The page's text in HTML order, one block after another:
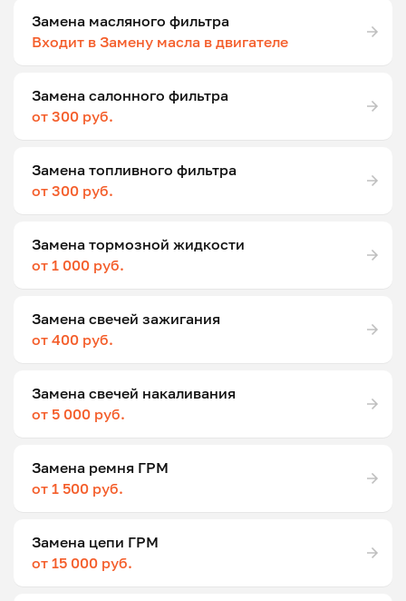
Замена масляного фильтра
Входит в Замену масла в двигателе
Замена салонного фильтра
от 300 руб.
Замена топливного фильтра
от 300 руб.
Замена тормозной жидкости
от 1 000 руб.
Замена свечей зажигания
от 400 руб.
Замена свечей накаливания
от 5 000 руб.
Замена ремня ГРМ
от 1 500 руб.
Замена цепи ГРМ
от 15 000 руб.